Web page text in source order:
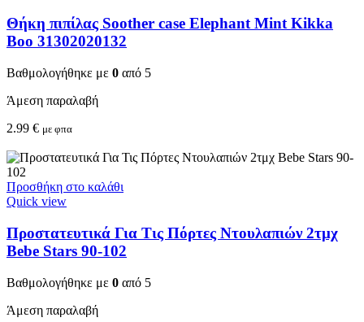
Θήκη πιπίλας Soother case Elephant Mint Kikka
Boo 31302020132
Βαθμολογήθηκε με 0 από 5
Άμεση παραλαβή
2.99 € με φπα
Προσθήκη στο καλάθι
Quick view
Προστατευτικά Για Τις Πόρτες Ντουλαπιών 2τμχ
Bebe Stars 90-102
Βαθμολογήθηκε με 0 από 5
Άμεση παραλαβή